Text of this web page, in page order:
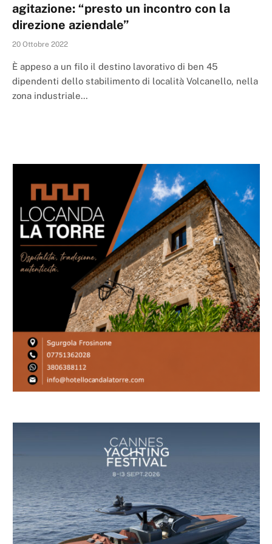
agitazione: “presto un incontro con la
direzione aziendale”
20 Ottobre 2022
È appeso a un filo il destino lavorativo di ben 45
dipendenti dello stabilimento di località Volcanello, nella
zona industriale…